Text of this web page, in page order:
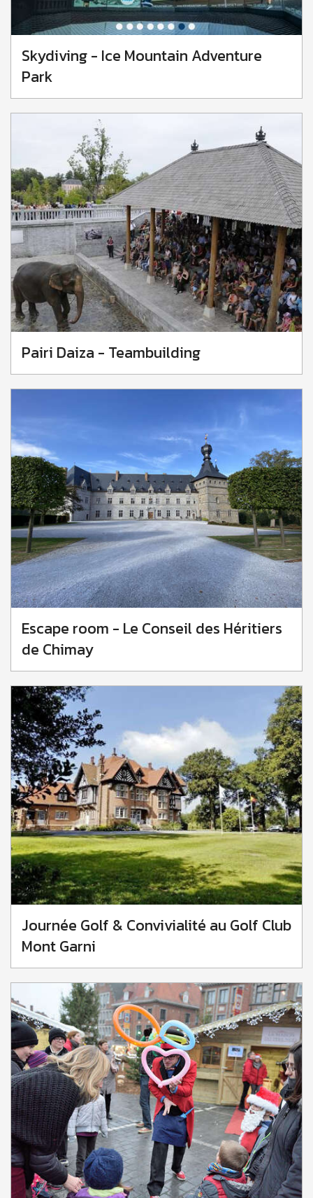
Skydiving - Ice Mountain Adventure
Park
Pairi Daiza - Teambuilding
Escape room - Le Conseil des Héritiers
de Chimay
Journée Golf & Convivialité au Golf Club
Mont Garni